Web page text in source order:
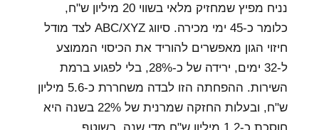
נניח מפיץ שמחזיק מלאי בשווי 20 מיליון ש"ח,
כלומר כ-45 ימי מכירה. סיווג ABC/XYZ לצד מודל
חיזוי הגון מאפשרים להוריד את הכיסוי הממוצע
ל-32 ימים, ירידה של כ-28%, בלי לפגוע ברמת
השירות. ההפחתה הזו לבדה משחררת כ-5.6 מיליון
ש"ח, ובעלות החזקה שמרנית של 22% בשנה היא